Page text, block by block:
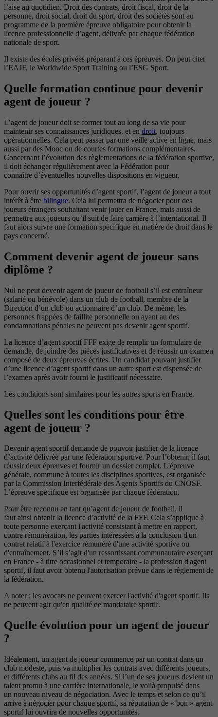
l’aise au quotidien. Droit des contrats, droit fiscal, droit de la
personne, droit social, droit du sport, droit des sociétés sont au
programme de la première épreuve obligatoire pour obtenir la
licence professionnelle d’agent, délivrée par chaque fédération
nationale de sport.
Il existe des écoles privées préparant à ces épreuves. On peut citer
l’EAJF, le Worldwide Sport Training ou l’ESG Sport.
Quelle formation continue pour devenir
agent de joueur ?
L’agent de joueur doit se former tout au long de sa vie pour
maintenir ses connaissances juridiques, et en droit, toujours
opérationnelles. Cela peut passer par une veille active en ligne, mais
aussi par des Mooc ou de courtes formations complémentaires.
Concernant l’évolution des règlementations de la fédération sportive,
il doit échanger régulièrement avec la Fédération pour
connaître d’éventuelles nouvelles dispositions en vigueur.
Pour ouvrir ses opportunités d’agent sportif, l’agent de joueur a tout
intérêt à être bilingue. Cela lui permettra de négocier pour des
joueurs étrangers souhaitant venir jouer en France, mais aussi de
permettre aux joueurs qu’il suit de faire carrière à l’international. Il
faut alors suivre une formation spécifique en matière de droit dans le
pays concerné.
Comment devenir agent de joueur sans
diplôme ?
Nul ne peut devenir agent de joueur de football s’il est entraîneur
(salarié ou bénévole) dans un club de football, membre de la
Direction d’un club ou actionnaire d’un club. De même, les
personnes frappées de faillite personnelle ou ayant au des
condamnations pénales ne peuvent pas devenir agent sportif.
La licence d’agent sportif FFF exige de remplir un formulaire de
demande, de joindre des pièces justificatives et de réussir un examen
composé de deux épreuves écrites. Un candidat pouvant justifier
d’une licence d’agent sportif dans un autre sport est dispensée de
l’examen après avoir fourni le justificatif nécessaire.
Les conditions sont similaires pour les autres sports en France.
Quelles sont les conditions pour être
agent de joueur ?
Devenir agent sportif demande de pouvoir justifier de la licence
d’activité délivrée par une fédération sportive. Pour l’obtenir, il faut
réussir deux épreuves et fournir un dossier complet. L'épreuve
générale, commune à toutes les disciplines sportives, est organisée
par la Commission Interfédérale des Agents Sportifs du CNOSF.
L’épreuve spécifique est organisée par chaque fédération.
Pour être reconnu en tant qu’agent de joueur de football, il
faut ainsi obtenir la licence d’activité de la FFF. Cela s’applique à
toute personne exerçant l'activité consistant à mettre en rapport,
contre rémunération, les parties intéressées à la conclusion d'un
contrat relatif à l'exercice rémunéré d'une activité sportive ou
d'entraînement. S’il s’agit d'un ressortissant communautaire exerçant
en France - à titre occasionnel et temporaire - la profession d'agent
sportif, il faut avoir obtenu l'autorisation prévue dans le règlement de
la fédération.
A noter : les avocats ne peuvent exercer l'activité d'agent sportif. Ils
ne peuvent agir qu'en qualité de mandataire sportif.
Quelle évolution pour un agent de joueur
?
Idéalement, un agent de joueur commence par un contrat dans un
club modeste, puis va multiplier les contrats avec différents joueurs,
et différents clubs au fil des années. Si l’un de ses joueurs devient un
talent promu à une carrière internationale, le voilà propulsé dans
un nouveau niveau de négociation. Avec le temps et selon ce qu’il
arrive à négocier pour chaque sportif, sa réputation de « bon » agent
sportif lui ouvrira de nouvelles opportunités.